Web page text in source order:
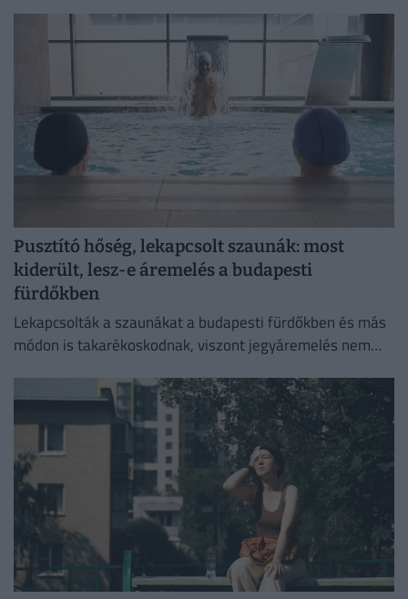
Pusztító hőség, lekapcsolt szaunák: most
kiderült, lesz-e áremelés a budapesti
fürdőkben
Lekapcsolták a szaunákat a budapesti fürdőkben és más
módon is takarékoskodnak, viszont jegyáremelés nem